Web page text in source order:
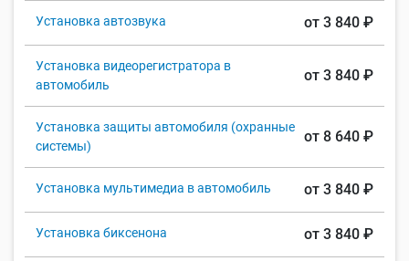
Установка автозвука от 3 840 ₽
Установка видеорегистратора в
автомобиль
от 3 840 ₽
Установка защиты автомобиля (охранные
системы)
от 8 640 ₽
Установка мультимедиа в автомобиль от 3 840 ₽
Установка биксенона от 3 840 ₽